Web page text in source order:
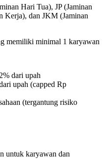
Hari Tua), JP (Jaminan
Kerja), dan JKM (Jaminan
memiliki minimal 1 karyawan
dari upah
upah (capped Rp
(tergantung risiko
untuk karyawan dan